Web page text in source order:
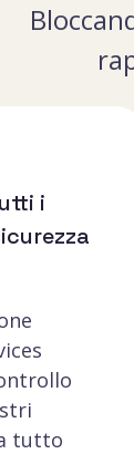
i
tutto